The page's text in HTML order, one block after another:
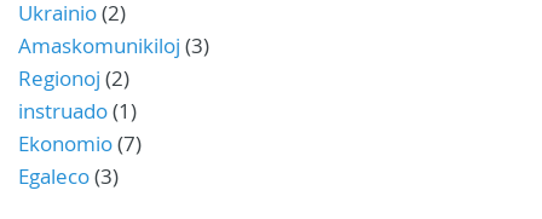
Ukrainio(2)
Amaskomunikiloj (3)
Regionoj (2)
instruado(1)
Ekonomio(7)
Egaleco(3)